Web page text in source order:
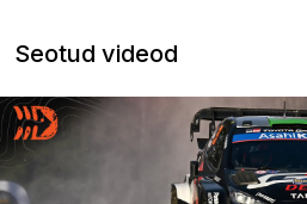
Seotud videod